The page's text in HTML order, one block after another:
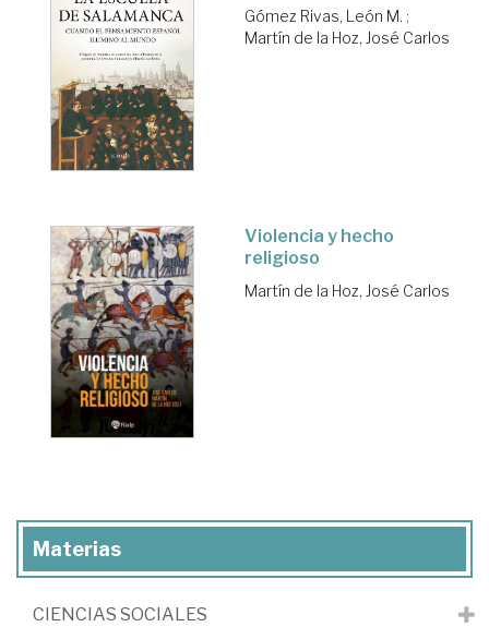
Gómez Rivas, León M. ;
Martín de la Hoz, José Carlos
Violencia y hecho
religioso
Martín de la Hoz, José Carlos
Materias
CIENCIAS SOCIALES